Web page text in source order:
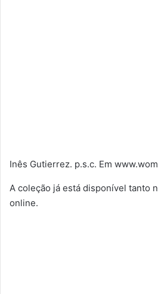
Inês Gutierrez. p.s.c. Em
A coleção já está disponível tanto
online.